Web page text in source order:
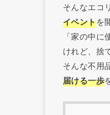
そんなエコ
イベントを
「家の中
けれど、捨
そんな不用
届ける一歩